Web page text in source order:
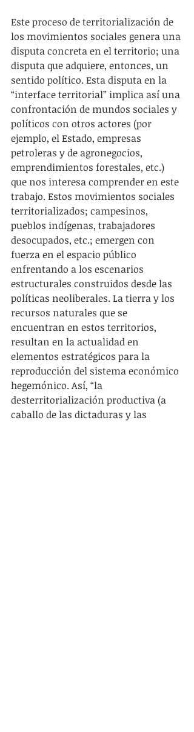
Este proceso de territorialización de
los movimientos sociales genera una
disputa concreta en el territorio; una
disputa que adquiere, entonces, un
sentido político. Esta disputa en la
“interface territorial” implica así una
confrontación de mundos sociales y
políticos con otros actores (por
ejemplo, el Estado, empresas
petroleras y de agronegocios,
emprendimientos forestales, etc.)
que nos interesa comprender en este
trabajo. Estos movimientos sociales
territorializados; campesinos,
pueblos indígenas, trabajadores
desocupados, etc.; emergen con
fuerza en el espacio público
enfrentando a los escenarios
estructurales construidos desde las
políticas neoliberales. La tierra y los
recursos naturales que se
encuentran en estos territorios,
resultan en la actualidad en
elementos estratégicos para la
reproducción del sistema económico
hegemónico. Así, “la
desterritorialización productiva (a
caballo de las dictaduras y las